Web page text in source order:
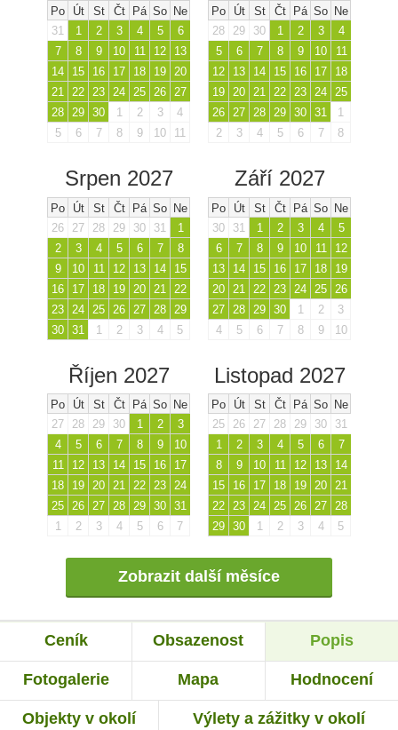
Po Út St Čt Pá So Ne
31
1 2 3 4 5
6
7
8 9 10 11 12
13
14
15 16 17 18 19 20
21 22 23 24 25 26 27
28 29 30 1 2 3
4
5
6 7 8 9 10 11
Po Út St Čt Pá So Ne
28
29 30 1 2 3
4
5
6 7 8 9 10
11
12
13 14 15 16 17
18
19 20 21 22 23 24 25
26 27 28 29 30 31
1
2
3 4 5 6 7 8
Srpen 2027
Po Út St Čt Pá So Ne
26
27 28 29 30 31
1
2
3 4 5 6 7
8
9
10 11 12 13 14
15
16
17 18 19 20 21
22
23
24 25 26 27 28
29
30 31 1 2 3 4 5
Září 2027
Po Út St Čt Pá So Ne
30
31 1 2 3 4
5
6
7 8 9 10 11
12
13
14 15 16 17 18
19
20
21 22 23 24 25
26
27
28 29 30 1 2
3
4
5 6 7 8 9 10
Říjen 2027
Po Út St Čt Pá So Ne
27
28 29 30 1 2
3
4
5 6 7 8 9
10
11
12 13 14 15 16
17
18
19 20 21 22 23
24
25
26 27 28 29 30 31
1
2 3 4 5 6 7
Listopad 2027
Po Út St Čt Pá So Ne
25
26 27 28 29 30
31
1
2 3 4 5 6
7
8
9 10 11 12 13
14
15
16 17 18 19 20
21
22
23 24 25 26 27
28
29 30 1 2 3 4 5
Zobrazit další měsíce
Ceník Obsazenost Popis
Fotogalerie Mapa Hodnocení
Objekty v okolí Výlety a zážitky v okolí